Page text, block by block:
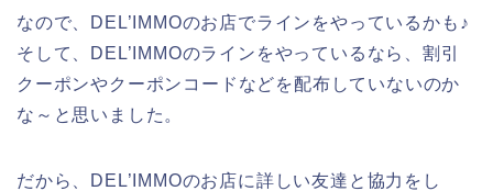
なので、DEL’IMMOのお店でラインをやっているかも♪
そして、DEL’IMMOのラインをやっているなら、割引
クーポンやクーポンコードなどを配布していないのか
な～と思いました。
だから、DEL’IMMOのお店に詳しい友達と協力をし